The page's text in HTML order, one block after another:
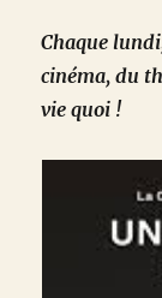
Chaque
cinéma, du
vie quoi !